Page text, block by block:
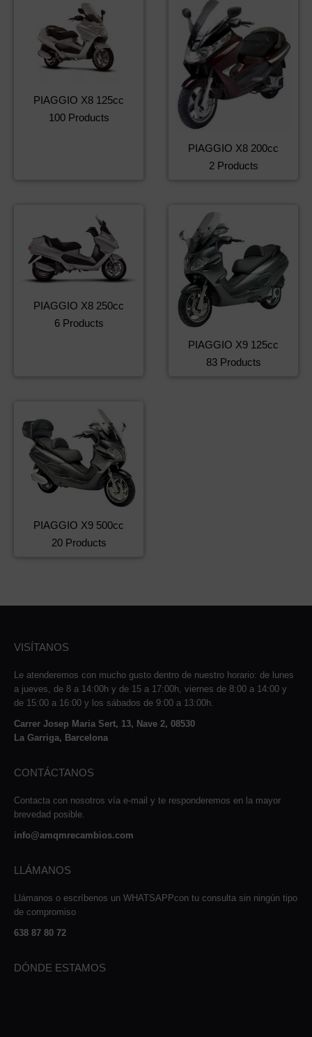
PIAGGIO X8 125cc
100 Products
PIAGGIO X8 200cc
2 Products
PIAGGIO X8 250cc
6 Products
PIAGGIO X9 125cc
83 Products
PIAGGIO X9 500cc
20 Products
VISÍTANOS
Le atenderemos con mucho gusto dentro de nuestro horario: de lunes
a jueves, de 8 a 14:00h y de 15 a 17:00h, viernes de 8:00 a 14:00 y
de 15:00 a 16:00 y los sábados de 9:00 a 13:00h.
Carrer Josep Maria Sert, 13, Nave 2, 08530
La Garriga, Barcelona
CONTÁCTANOS
Contacta con nosotros vía e-mail y te responderemos en la mayor
brevedad posible.
info@amqmrecambios.com
LLÁMANOS
Llámanos o escríbenos un WHATSAPPcon tu consulta sin ningún tipo
de compromiso
638 87 80 72
DÓNDE ESTAMOS